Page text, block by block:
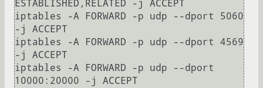
ESTABLISHED,RELATED -j ACCEPT
iptables -A FORWARD -p udp --dport 5060
-j ACCEPT
iptables -A FORWARD -p udp --dport 4569
-j ACCEPT
iptables -A FORWARD -p udp --dport
10000:20000 -j ACCEPT